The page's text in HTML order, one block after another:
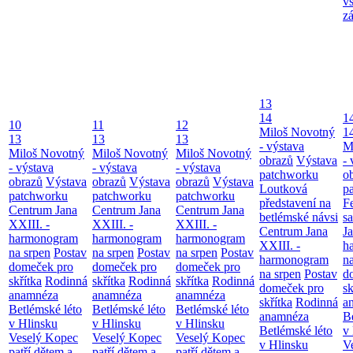
10
13
Miloš Novotný
- výstava
obrazů Výstava
patchworku
Centrum Jana
XXIII. -
harmonogram
na srpen Postav
domeček pro
skřítka Rodinná
anamnéza
Betlémské léto
v Hlinsku
Veselý Kopec
11
13
Miloš Novotný
- výstava
obrazů Výstava
patchworku
Centrum Jana
XXIII. -
harmonogram
na srpen Postav
domeček pro
skřítka Rodinná
anamnéza
Betlémské léto
v Hlinsku
Veselý Kopec
12
13
Miloš Novotný
- výstava
obrazů Výstava
patchworku
Centrum Jana
XXIII. -
harmonogram
na srpen Postav
domeček pro
skřítka Rodinná
anamnéza
Betlémské léto
v Hlinsku
Veselý Kopec
13
14
Miloš Novotný
- výstava
obrazů Výstava
patchworku
Loutková
představení na
betlémské návsi
Centrum Jana
XXIII. -
harmonogram
na srpen Postav
domeček pro
skřítka Rodinná
anamnéza
Betlémské léto
v Hlinsku
-
v